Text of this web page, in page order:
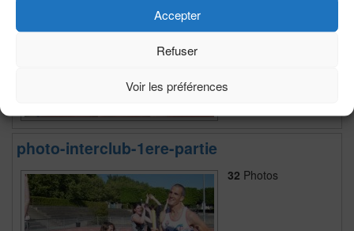
Accepter
Refuser
Voir les préférences
photo-interclub-1ere-partie
32 Photos